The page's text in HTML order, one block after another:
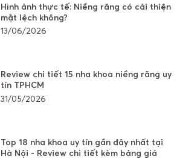
Hình ảnh thực tế: Niềng răng có cải thiện
mặt lệch không?
13/06/2026
Review chi tiết 15 nha khoa niềng răng uy
tín TPHCM
31/05/2026
Top 18 nha khoa uy tín gần đây nhất tại
Hà Nội - Review chi tiết kèm bảng giá